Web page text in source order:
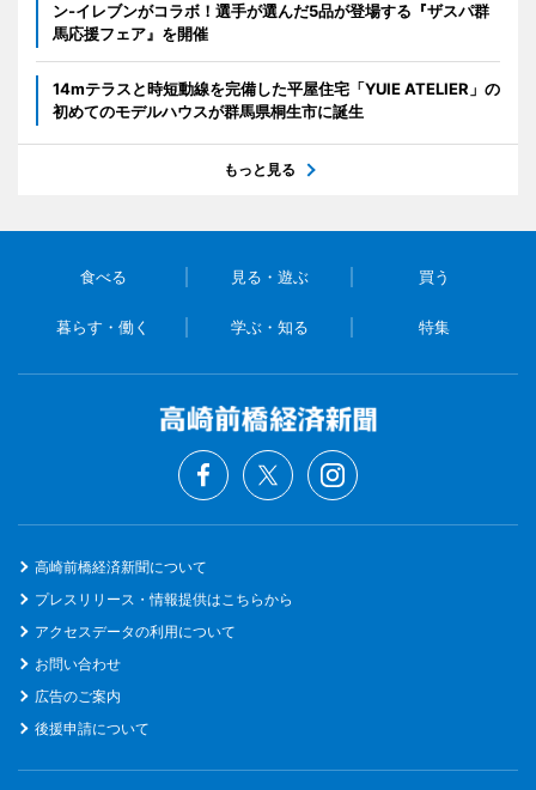
ン‐イレブンがコラボ！選手が選んだ5品が登場する『ザスパ群
馬応援フェア』を開催
14mテラスと時短動線を完備した平屋住宅「YUIE ATELIER」の
初めてのモデルハウスが群馬県桐生市に誕生
もっと見る
食べる 見る・遊ぶ 買う
暮らす・働く 学ぶ・知る 特集
高崎前橋経済新聞について
プレスリリース・情報提供はこちらから
アクセスデータの利用について
お問い合わせ
広告のご案内
後援申請について